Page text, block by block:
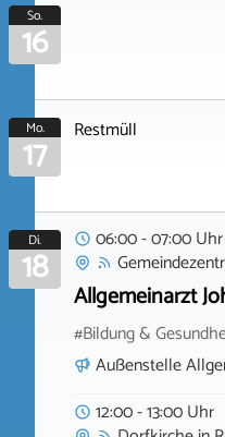
So.
16
Mo.
17 Restmüll
Di.
18
06:00 - 07:00 Uhr
Allgemeinarzt
#Bildung &
Außenstelle
12:00 - 13:00 Uhr